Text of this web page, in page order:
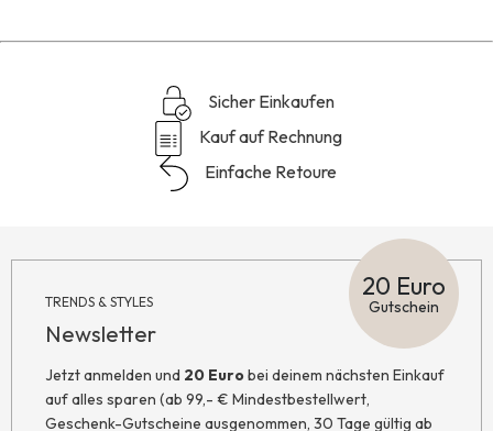
Sicher Einkaufen
Kauf auf Rechnung
Einfache Retoure
TRENDS & STYLES
Newsletter
20 Euro
Gutschein
Jetzt anmelden und 20 Eurobei deinem nächsten Einkauf
auf alles sparen (ab 99,- € Mindestbestellwert,
Geschenk-Gutscheine ausgenommen, 30 Tage gültig ab